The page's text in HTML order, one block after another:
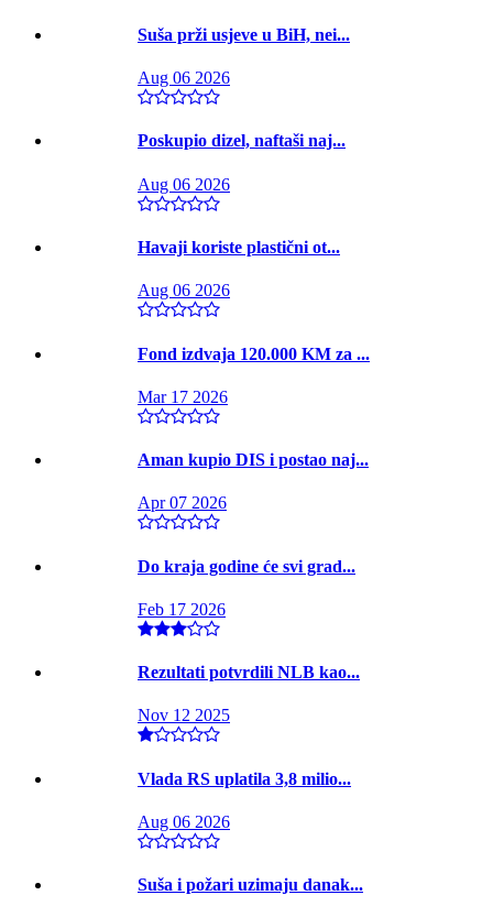
Suša prži usjeve u BiH, nei...
Aug 06 2026
Poskupio dizel, naftaši naj...
Aug 06 2026
Havaji koriste plastični ot...
Aug 06 2026
Fond izdvaja 120.000 KM za ...
Mar 17 2026
Aman kupio DIS i postao naj...
Apr 07 2026
Do kraja godine će svi grad...
Feb 17 2026
Rezultati potvrdili NLB kao...
Nov 12 2025
Vlada RS uplatila 3,8 milio...
Aug 06 2026
Suša i požari uzimaju danak...